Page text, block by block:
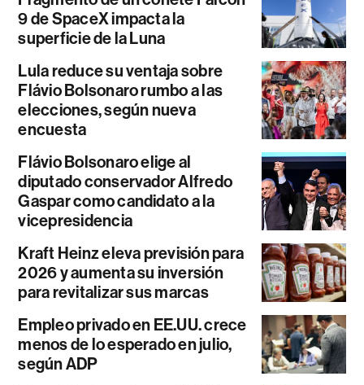
9 de SpaceX impacta la
superficie de la Luna
Lula reduce su ventaja sobre
Flávio Bolsonaro rumbo a las
elecciones, según nueva
encuesta
Flávio Bolsonaro elige al
diputado conservador Alfredo
Gaspar como candidato a la
vicepresidencia
Kraft Heinz eleva previsión para
2026 y aumenta su inversión
para revitalizar sus marcas
Empleo privado en EE.UU. crece
menos de lo esperado en julio,
según ADP